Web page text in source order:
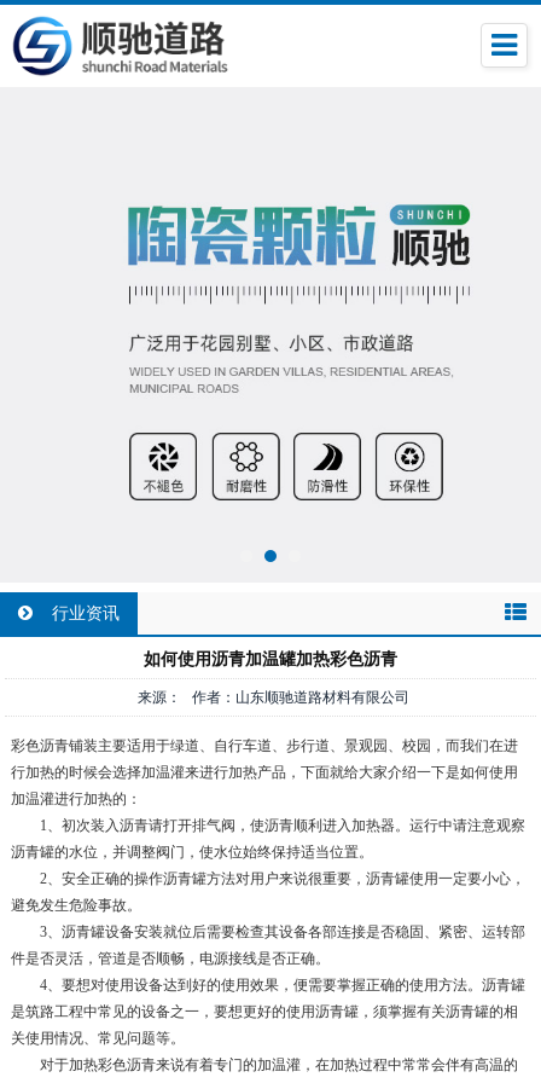
行业资讯
如何使用沥青加温罐加热彩色沥青
来源： 作者：山东顺驰道路材料有限公司
彩色沥青铺装主要适用于绿道、自行车道、步行道、景观园、校园，而我们在进
行加热的时候会选择加温灌来进行加热产品，下面就给大家介绍一下是如何使用
加温灌进行加热的：
1、初次装入沥青请打开排气阀，使沥青顺利进入加热器。运行中请注意观察
沥青罐的水位，并调整阀门，使水位始终保持适当位置。
2、安全正确的操作沥青罐方法对用户来说很重要，沥青罐使用一定要小心，
避免发生危险事故。
3、沥青罐设备安装就位后需要检查其设备各部连接是否稳固、紧密、运转部
件是否灵活，管道是否顺畅，电源接线是否正确。
4、要想对使用设备达到好的使用效果，便需要掌握正确的使用方法。沥青罐
是筑路工程中常见的设备之一，要想更好的使用沥青罐，须掌握有关沥青罐的相
关使用情况、常见问题等。
对于加热彩色沥青来说有着专门的加温灌，在加热过程中常常会伴有高温的